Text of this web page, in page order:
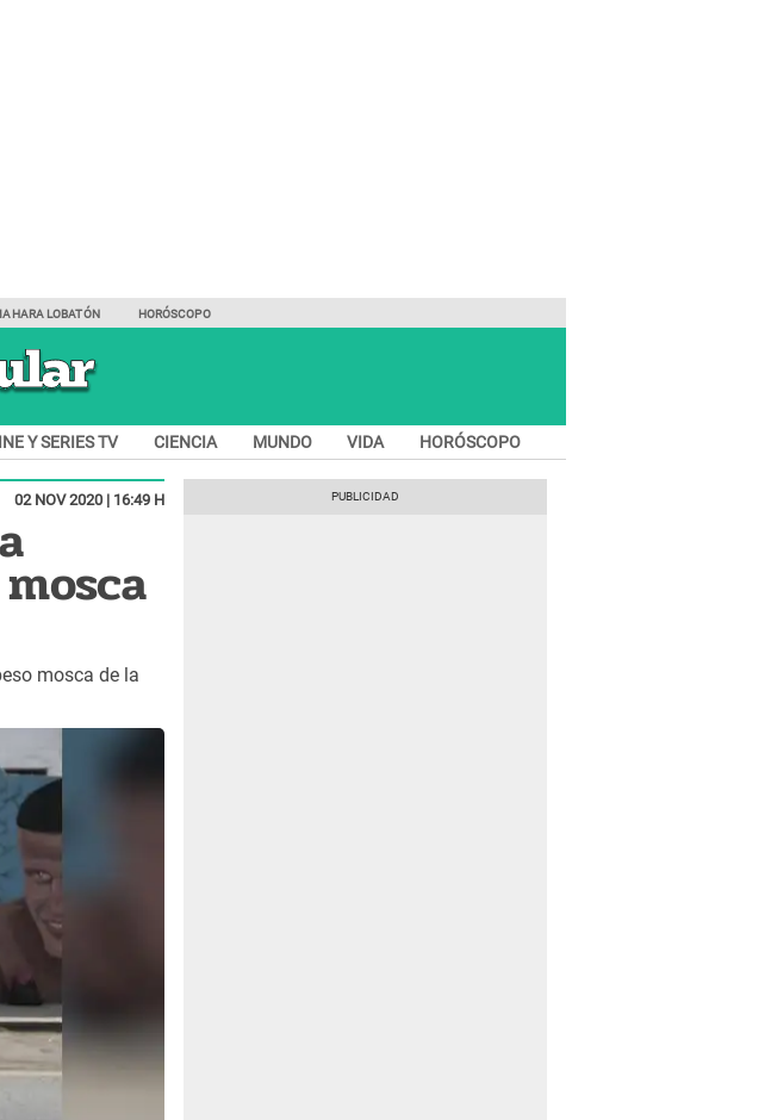
LOBATÓN HORÓSCOPO
Y SERIES TV CIENCIA MUNDO VIDA HORÓSCOPO
02 NOV 2020 | 16:49 H
mosca de la